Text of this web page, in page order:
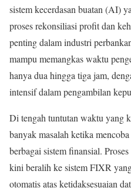
sistem kecerdasan buatan (AI)
proses rekonsiliasi profit dan
penting dalam industri
mampu memangkas waktu
hanya dua hingga tiga jam,
intensif dalam pengambilan
Di tengah tuntutan waktu yang
banyak masalah ketika
berbagai sistem finansial.
kini beralih ke sistem FIXR
otomatis atas ketidaksesuaian